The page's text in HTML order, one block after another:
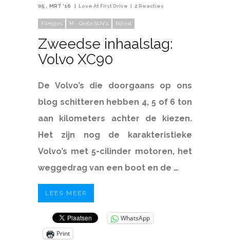
05 MRT '16 Love At First Drive 2 Reacties
Filmpjes M - Grote SUV's Rijtest
Zweedse inhaalslag:
Volvo XC90
De Volvo’s die doorgaans op ons
blog schitteren hebben 4, 5 of 6 ton
aan kilometers achter de kiezen.
Het zijn nog de karakteristieke
Volvo’s met 5-cilinder motoren, het
weggedrag van een boot en de …
LEES MEER
WhatsApp
Print